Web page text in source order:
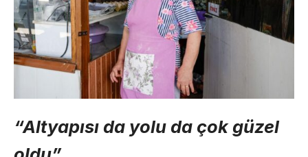
“Altyapısı da yolu da çok güzel